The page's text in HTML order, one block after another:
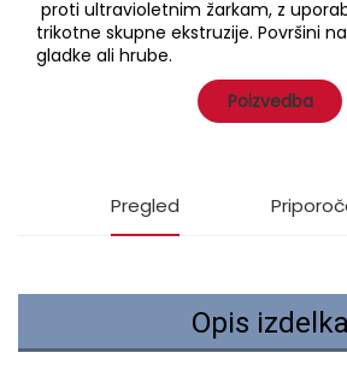
proti ultravioletnim žarkam, z
trikotne skupne ekstruzije. Površini
gladke ali hrube.
Poizvedba
Pregled
Opis izdelka